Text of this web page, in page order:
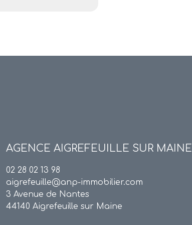
AGENCE AIGREFEUILLE SUR MAINE
02 28 02 13 98
aigrefeuille@anp-immobilier.com
3 Avenue de Nantes
44140 Aigrefeuille sur Maine